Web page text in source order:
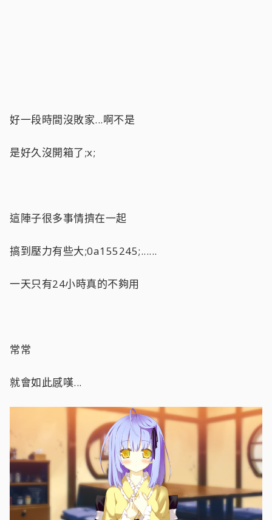
好一段時間沒敗家...啊不是
是好久沒開箱了;x;
這陣子很多事情擠在一起
搞到壓力有些大;0a155245;......
一天只有24小時真的不夠用
常常
就會如此感嘆...